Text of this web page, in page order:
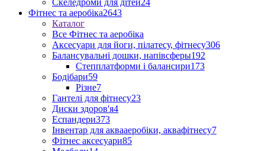
Скеледроми для дітей24
Фітнес та аеробіка2643
Каталог
Все Фітнес та аеробіка
Аксесуари для йоги, пілатесу, фітнесу306
Балансувальні дошки, напівсферы192
Степплатформи і балансири173
Бодібари59
Різне7
Гантелі для фітнесу23
Диски здоров'я4
Еспандери373
Інвентар для аквааеробіки, аквафітнесу7
Фітнес аксесуари85